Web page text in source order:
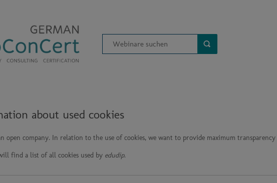
about used cookies
open company. In relation to the use of cookies, we want to provide maximum
find a list of all cookies used by edudip.